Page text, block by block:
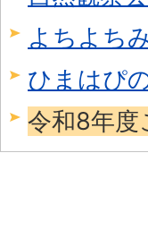
よちよち
ひまはぴ
令和8年度